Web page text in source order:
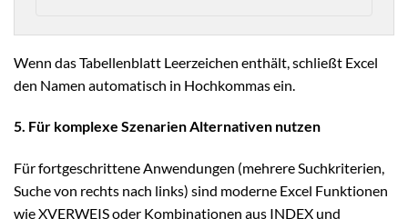
Wenn das Tabellenblatt Leerzeichen enthält, schließt Excel
den Namen automatisch in Hochkommas ein.
5. Für komplexe Szenarien Alternativen nutzen
Für fortgeschrittene Anwendungen (mehrere Suchkriterien,
Suche von rechts nach links) sind moderne Excel Funktionen
wie XVERWEIS oder Kombinationen aus INDEX und